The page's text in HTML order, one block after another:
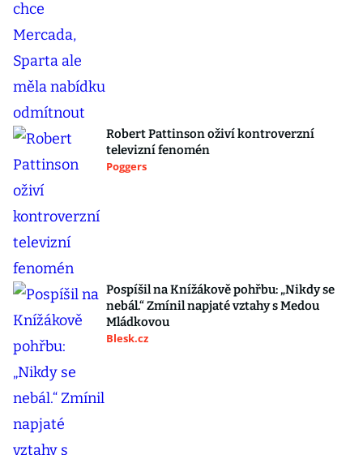
Robert Pattinson oživí kontroverzní
televizní fenomén
Poggers
Pospíšil na Knížákově pohřbu: „Nikdy se
nebál.“ Zmínil napjaté vztahy s Medou
Mládkovou
Blesk.cz